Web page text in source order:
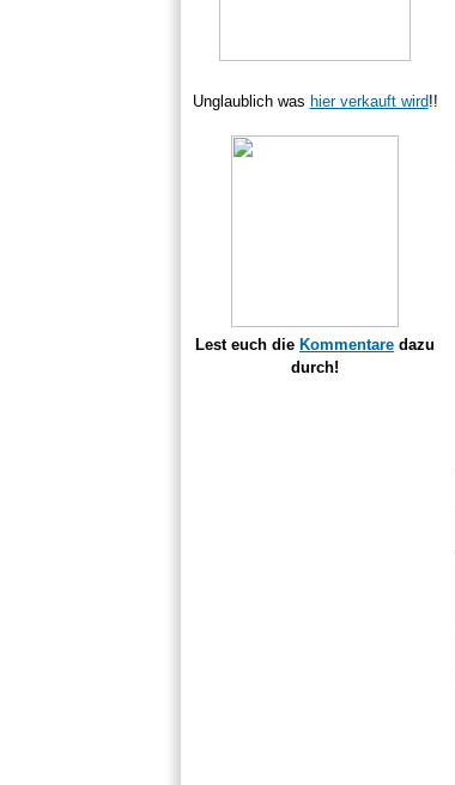
Unglaublich was hier verkauft wird!!
Lest euch die Kommentare dazu
durch!